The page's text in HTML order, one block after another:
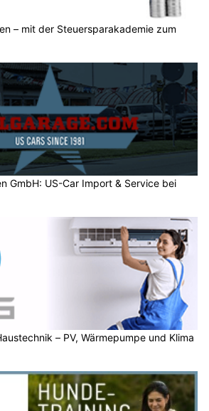
– mit der Steuersparakademie zum
GmbH: US-Car Import & Service bei
– PV, Wärmepumpe und Klima